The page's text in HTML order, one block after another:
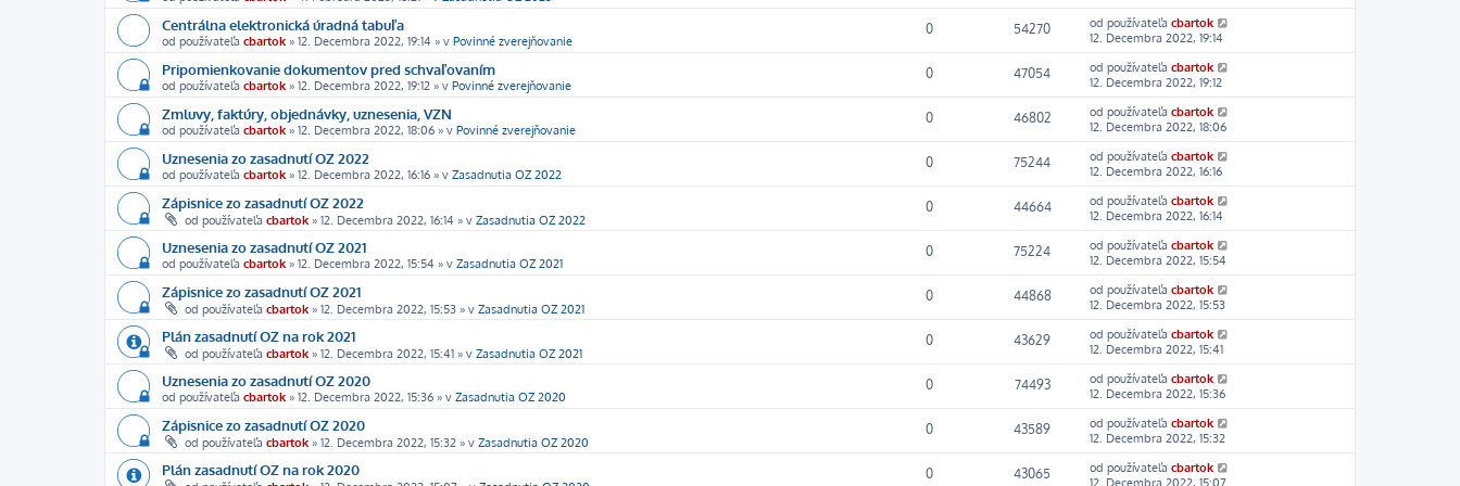
Centrálna elektronická úradná tabuľa
od používateľa cbartok » 12. Decembra 2022, 19:14 » v Povinné zverejňovanie
0 54270 od používateľa cbartok
12. Decembra 2022, 19:14
Pripomienkovanie dokumentov pred schvaľovaním
od používateľa cbartok » 12. Decembra 2022, 19:12 » v Povinné zverejňovanie
0 47054 od používateľa cbartok
12. Decembra 2022, 19:12
Zmluvy, faktúry, objednávky, uznesenia, VZN
od používateľa cbartok » 12. Decembra 2022, 18:06 » v Povinné zverejňovanie
0 46802 od používateľa cbartok
12. Decembra 2022, 18:06
Uznesenia zo zasadnutí OZ 2022
od používateľa cbartok » 12. Decembra 2022, 16:16 » v Zasadnutia OZ 2022
0 75244 od používateľa cbartok
12. Decembra 2022, 16:16
Zápisnice zo zasadnutí OZ 2022
od používateľa cbartok » 12. Decembra 2022, 16:14 » v Zasadnutia OZ 2022
0 44664 od používateľa cbartok
12. Decembra 2022, 16:14
Uznesenia zo zasadnutí OZ 2021
od používateľa cbartok » 12. Decembra 2022, 15:54 » v Zasadnutia OZ 2021
0 75224 od používateľa cbartok
12. Decembra 2022, 15:54
Zápisnice zo zasadnutí OZ 2021
od používateľa cbartok » 12. Decembra 2022, 15:53 » v Zasadnutia OZ 2021
0 44868 od používateľa cbartok
12. Decembra 2022, 15:53
Plán zasadnutí OZ na rok 2021
od používateľa cbartok » 12. Decembra 2022, 15:41 » v Zasadnutia OZ 2021
0 43629 od používateľa cbartok
12. Decembra 2022, 15:41
Uznesenia zo zasadnutí OZ 2020
od používateľa cbartok » 12. Decembra 2022, 15:36 » v Zasadnutia OZ 2020
0 74493 od používateľa cbartok
12. Decembra 2022, 15:36
Zápisnice zo zasadnutí OZ 2020
od používateľa cbartok » 12. Decembra 2022, 15:32 » v Zasadnutia OZ 2020
0 43589 od používateľa cbartok
12. Decembra 2022, 15:32
Plán zasadnutí OZ na rok 2020 0 43065 od používateľa cbartok